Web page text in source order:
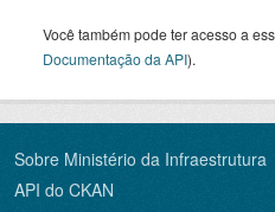
Você também pode ter acesso a
Documentação da API).
Sobre Ministério da Infraestrutura
API do CKAN